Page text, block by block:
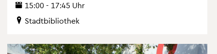
15:00 - 17:45 Uhr
Stadt­bi­blio­thek